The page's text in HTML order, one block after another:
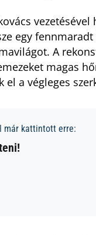
egy
A
magas
a végleges
már kattintott erre: